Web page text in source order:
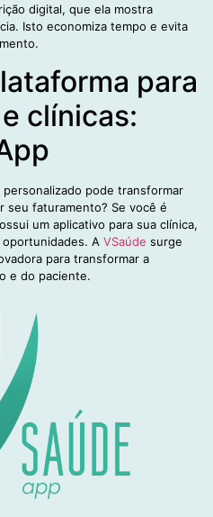
digital, que ela mostra
Isto economiza tempo e evita
para
clínicas:
personalizado pode transformar
seu faturamento? Se você é
um aplicativo para sua clínica,
oportunidades. AVSaúde surge
para transformar a
e do paciente.